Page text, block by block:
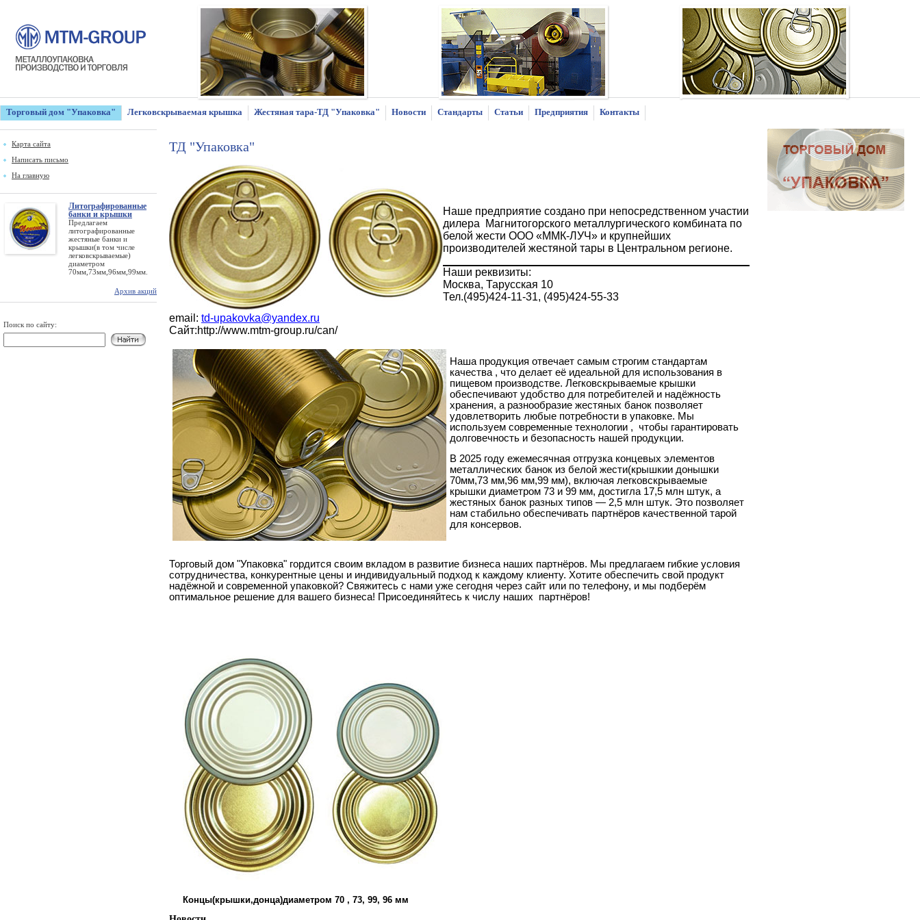
Торговый дом "Упаковка" Легковскрываемая крышка Жестяная тара-ТД "Упаковка" Новости Стандарты Статьи Предприятия Контакты
Карта сайта
Написать письмо
На главную
Литографированные
банки и крышки
Предлагаем
литографированные
жестяные банки и
крышки(в том числе
легковскрываемые)
диаметром
70мм,73мм,96мм,99мм.
Архив акций
Поиск по сайту:
ТД "Упаковка"
Наше предприятие создано при непосредственном участии
дилера
Магнитогорского металлургического комбината по
белой жести ООО «ММК-ЛУЧ» и крупнейших
производителей жестяной тары в Центральном регионе.
Наши реквизиты:
Москва, Тарусская 10
Тел.(495)424-11-31, (495)424-55-33
email: td-upakovka@yandex.ru
Сайт:http://www.mtm-group.ru/can/
Наша продукция отвечает самым строгим стандартам
качества , что делает её идеальной для использования в
пищевом производстве. Легковскрываемые крышки
обеспечивают удобство для потребителей и надёжность
хранения, а разнообразие жестяных банок позволяет
удовлетворить любые потребности в упаковке. Мы
используем современные технологии , чтобы гарантировать
долговечность и безопасность нашей продукции.
В 2025 году ежемесячная отгрузка концевых элементов
металлических банок из белой жести(крышкии донышки
70мм,73 мм,96 мм,99 мм), включая легковскрываемые
крышки диаметром 73 и 99 мм, достигла 17,5 млн штук, а
жестяных банок разных типов — 2,5 млн штук. Это позволяет
нам стабильно обеспечивать партнёров качественной тарой
для консервов.
Торговый дом "Упаковка" гордится своим вкладом в развитие бизнеса наших партнёров. Мы предлагаем гибкие условия
сотрудничества, конкурентные цены и индивидуальный подход к каждому клиенту. Хотите обеспечить свой продукт
надёжной и современной упаковкой? Свяжитесь с нами уже сегодня через сайт или по телефону, и мы подберём
оптимальное решение для вашего бизнеса! Присоединяйтесь к числу наших
партнёров!
Концы(крышки,донца)диаметром 70 , 73, 99, 96 мм